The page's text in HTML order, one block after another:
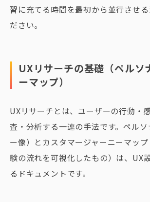
習に充てる時間を最初から並行させる
ださい。
UXリサーチの基礎（ペルソ
ーマップ）
UXリサーチとは、ユーザーの行動・
査・分析する一連の手法です。ペル
ー像）とカスタマージャーニーマッ
験の流れを可視化したもの）は、UX
るドキュメントです。